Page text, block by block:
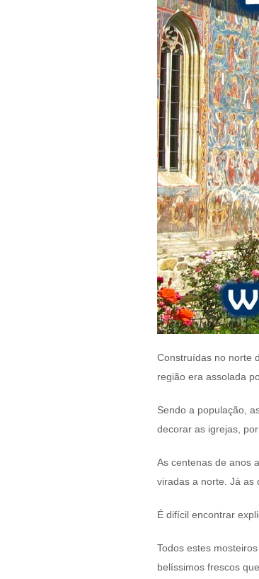
Construídas no norte
região era assolada
Sendo a população,
decorar as igrejas,
As centenas de anos
viradas a norte. Já as
É difícil encontrar
Todos estes
belíssimos frescos